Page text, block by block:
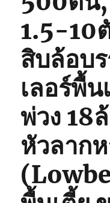
1.5-10
สิบล้อบ
เลอร์พื้น
พ่วง 18
หัวลาก